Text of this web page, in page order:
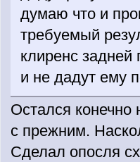
думаю что и
требуемый
клиренс задней
и не дадут ему
Остался
с прежним.
Сделал опосля